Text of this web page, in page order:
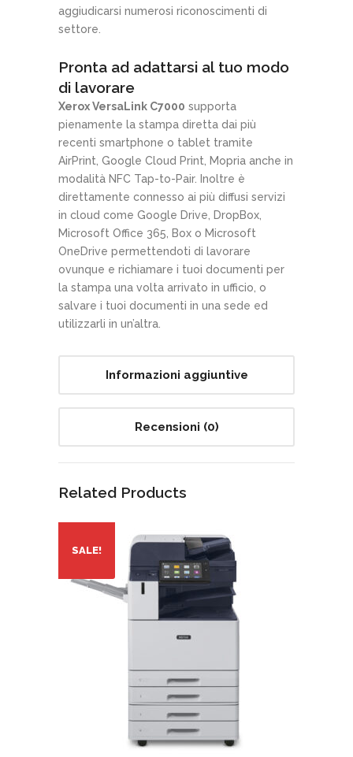
aggiudicarsi numerosi riconoscimenti di
settore.
Pronta ad adattarsi al tuo modo
di lavorare
Xerox VersaLink C7000 supporta
pienamente la stampa diretta dai più
recenti smartphone o tablet tramite
AirPrint, Google Cloud Print, Mopria anche in
modalità NFC Tap-to-Pair. Inoltre è
direttamente connesso ai più diffusi servizi
in cloud come Google Drive, DropBox,
Microsoft Office 365, Box o Microsoft
OneDrive permettendoti di lavorare
ovunque e richiamare i tuoi documenti per
la stampa una volta arrivato in ufficio, o
salvare i tuoi documenti in una sede ed
utilizzarli in un’altra.
Informazioni aggiuntive
Recensioni (0)
Related Products
SALE!